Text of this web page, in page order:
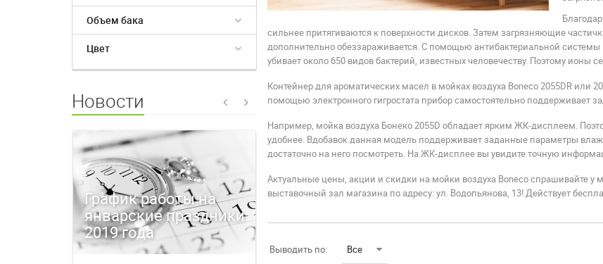
Объем бака
Цвет
Новости
График работы на
январские праздники
2019 года
Время работы
Конвектор -
электрический
сильнее притягиваются к поверхности дисков. Затем загрязняющие
дополнительно обеззараживается. С помощью антибактериальной
убивает около 650 видов бактерий, известных человечеству. Поэтому ионы
Контейнер для ароматических масел в мойках воздуха Boneco 2055DR
помощью электронного гигростата прибор самостоятельно поддерживает
Например, мойка воздуха Бонеко 2055D обладает ярким ЖК-дисплеем.
удобнее. Вдобавок данная модель поддерживает заданные параметры
достаточно на него посмотреть. На ЖК-дисплее вы увидите точную
Актуальные цены, акции и скидки на мойки воздуха Boneco спрашивайте
выставочный зал магазина по адресу: ул. Водопьянова, 13! Действует
Выводить по: Все